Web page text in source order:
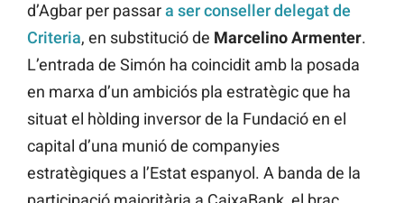
d’Agbar per passara ser conseller delegat de
Criteria, en substitució de MarcelinoArmenter.
L’entrada de Simón ha coincidit amb la posada
en marxa d’un ambiciós pla estratègic que ha
situat el hòlding inversor de la Fundació en el
capital d’una munió de companyies
estratègiques a l’Estat espanyol. A banda de la